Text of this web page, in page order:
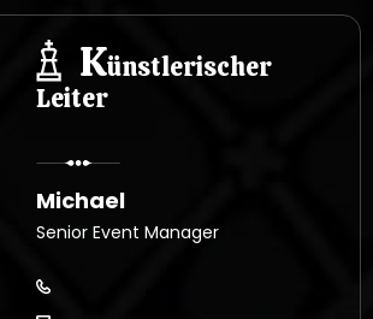
Künstlerischer
Leiter
Michael
Senior Event Manager